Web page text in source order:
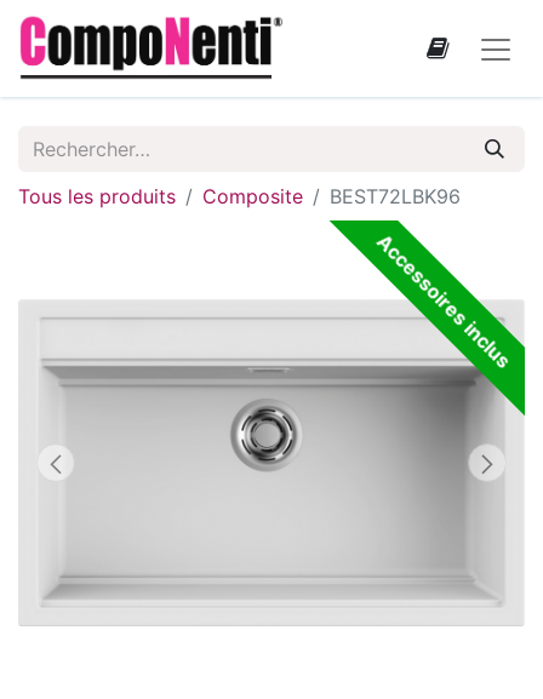
Tous les produits Composite BEST72LBK96
Accessoires inclus